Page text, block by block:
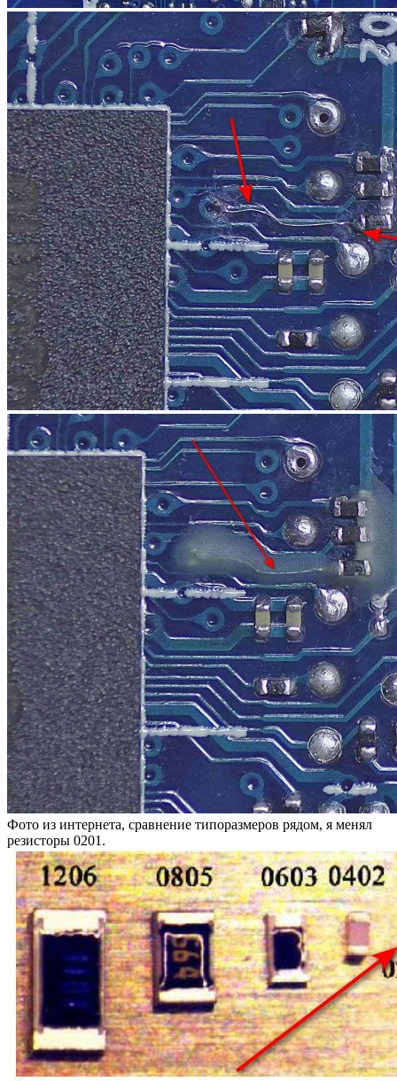
Фото из интернета, сравнение типоразмеров рядом, я менял
резисторы 0201.